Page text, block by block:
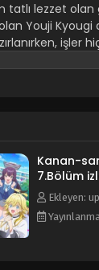
lezzet olan
Youji Kyougi
işler
sözleşme”
Kanan-
7.Bölüm
Ekleyen: